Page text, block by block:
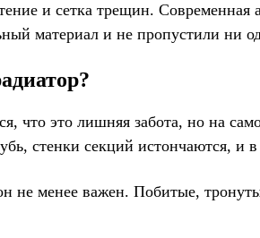
и сетка трещин.
материал и не пропустили ни
что это лишняя забота, но на
стенки секций истончаются,
не менее важен. Побитые,